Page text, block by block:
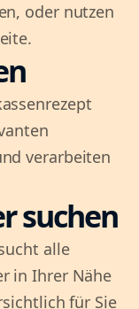
oder nutzen
verarbeiten
suchen
alle
in Ihrer Nähe
für Sie